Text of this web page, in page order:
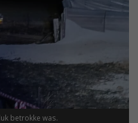
betrokke was.